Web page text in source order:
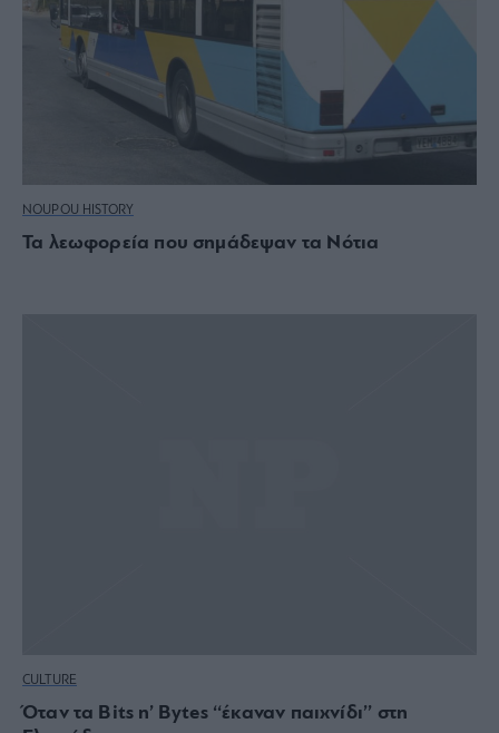
NOUPOU HISTORY
Τα λεωφορεία που σημάδεψαν τα Νότια
CULTURE
Όταν τα Bits n’ Bytes ‘‘έκαναν παιχνίδι’’ στη